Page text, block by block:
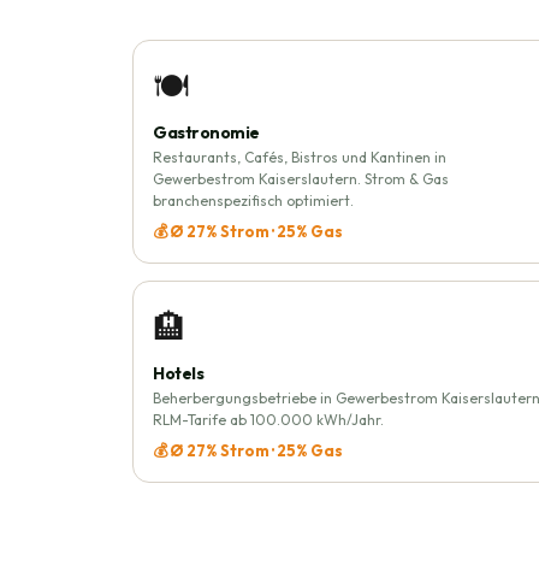
🍽️
Gastronomie
Restaurants, Cafés, Bistros und Kantinen in
Gewerbestrom Kaiserslautern. Strom & Gas
branchenspezifisch optimiert.
💰 Ø 27% Strom · 25% Gas
🏨
Hotels
Beherbergungsbetriebe in Gewerbestrom
RLM-Tarife ab 100.000 kWh/Jahr.
💰 Ø 27% Strom · 25% Gas